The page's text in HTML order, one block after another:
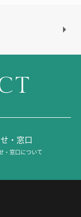
・窓口
・窓口について